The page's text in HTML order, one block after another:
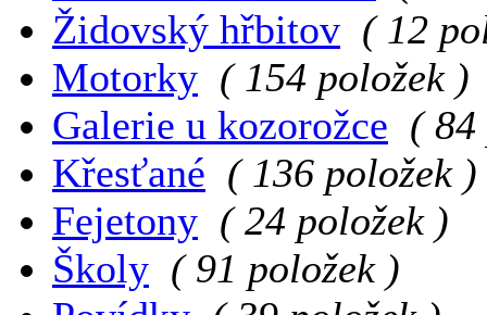
Židovský hřbitov ( 12
Motorky ( 154 položek )
Galerie u kozorožce ( 84
Křesťané ( 136 položek )
Fejetony ( 24 položek )
Školy ( 91 položek )